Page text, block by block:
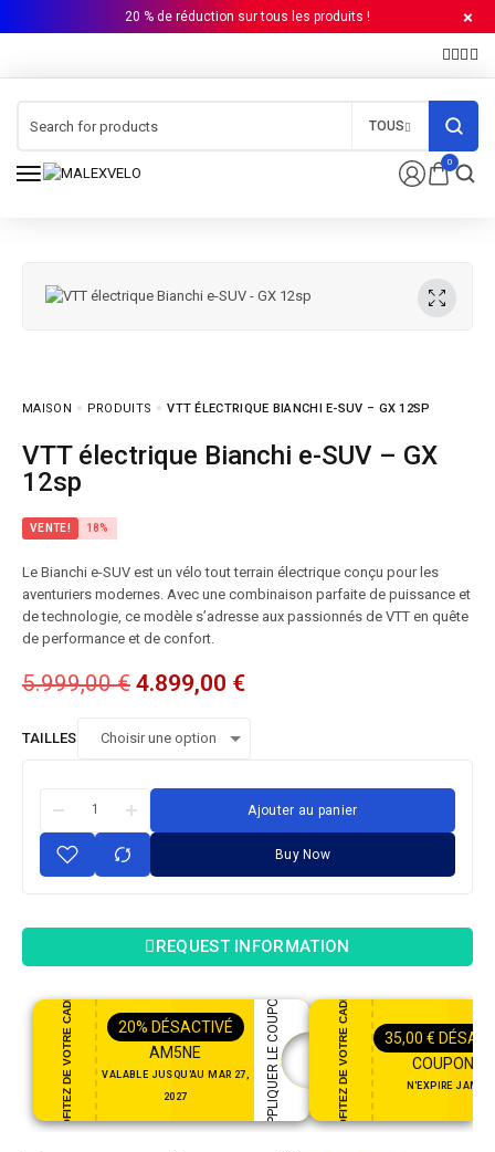
20 % de réduction sur tous les produits !
0
TOUS
MAISON PRODUITS VTT ÉLECTRIQUE BIANCHI E-SUV – GX 12SP
VTT électrique Bianchi e-SUV – GX
12sp
VENTE! 18%
Le Bianchi e-SUV est un vélo tout terrain électrique conçu pour les
aventuriers modernes. Avec une combinaison parfaite de puissance et
de technologie, ce modèle s’adresse aux passionnés de VTT en quête
de performance et de confort.
5.999,00€ 4.899,00 €
TAILLES
Ajouter au panier
Buy Now
REQUEST INFORMATION
PROFITEZ DE VOTRE CADEAU 20% DÉSACTIVÉ
AM5NE
VALABLE JUSQU'AU MAR 27,
2027
APPLIQUER LE COUPON PROFITEZ DE VOTRE CADEAU 35,00 €
COUPON35
N'EXPIRE